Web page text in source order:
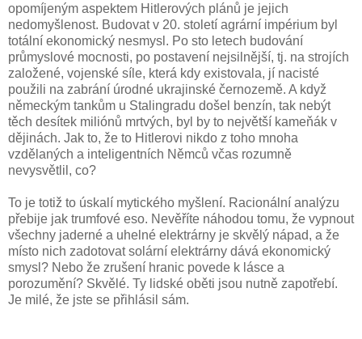
opomíjeným aspektem Hitlerových plánů je jejich
nedomyšlenost. Budovat v 20. století agrární impérium byl
totální ekonomický nesmysl. Po sto letech budování
průmyslové mocnosti, po postavení nejsilnější, tj. na strojích
založené, vojenské síle, která kdy existovala, jí nacisté
použili na zabrání úrodné ukrajinské černozemě. A když
německým tankům u Stalingradu došel benzín, tak nebýt
těch desítek miliónů mrtvých, byl by to největší kameňák v
dějinách. Jak to, že to Hitlerovi nikdo z toho mnoha
vzdělaných a inteligentních Němců včas rozumně
nevysvětlil, co?
To je totiž to úskalí mytického myšlení. Racionální analýzu
přebije jak trumfové eso. Nevěříte náhodou tomu, že vypnout
všechny jaderné a uhelné elektrárny je skvělý nápad, a že
místo nich zadotovat solární elektrárny dává ekonomický
smysl? Nebo že zrušení hranic povede k lásce a
porozumění? Skvělé. Ty lidské oběti jsou nutně zapotřebí.
Je milé, že jste se přihlásil sám.